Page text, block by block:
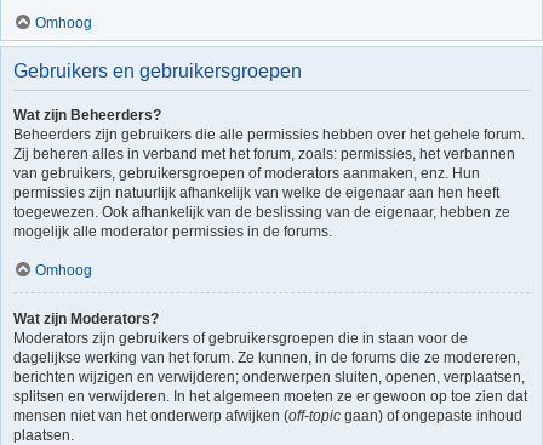
Omhoog
Gebruikers en gebruikersgroepen
Wat zijn Beheerders?
Beheerders zijn gebruikers die alle permissies hebben over het gehele forum.
Zij beheren alles in verband met het forum, zoals: permissies, het verbannen
van gebruikers, gebruikersgroepen of moderators aanmaken, enz. Hun
permissies zijn natuurlijk afhankelijk van welke de eigenaar aan hen heeft
toegewezen. Ook afhankelijk van de beslissing van de eigenaar, hebben ze
mogelijk alle moderator permissies in de forums.
Omhoog
Wat zijn Moderators?
Moderators zijn gebruikers of gebruikersgroepen die in staan voor de
dagelijkse werking van het forum. Ze kunnen, in de forums die ze modereren,
berichten wijzigen en verwijderen; onderwerpen sluiten, openen, verplaatsen,
splitsen en verwijderen. In het algemeen moeten ze er gewoon op toe zien dat
mensen niet van het onderwerp afwijken (off-topic gaan) of ongepaste inhoud
plaatsen.